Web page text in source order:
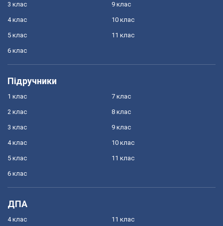
3 клас
4 клас
5 клас
6 клас
9 клас
10 клас
11 клас
Підручники
1 клас
2 клас
3 клас
4 клас
5 клас
6 клас
7 клас
8 клас
9 клас
10 клас
11 клас
ДПА
4 клас 11 клас